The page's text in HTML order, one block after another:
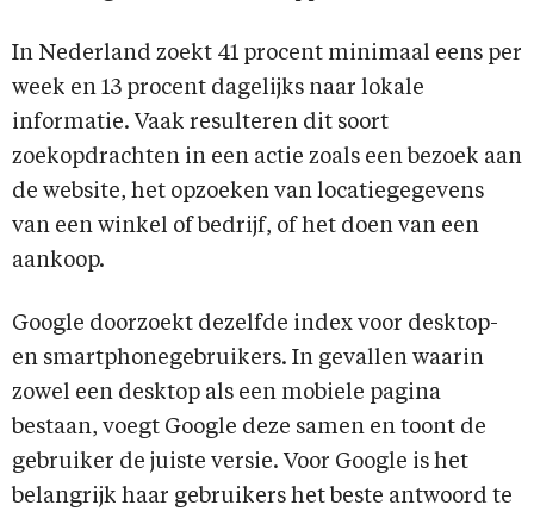
In Nederland zoekt 41 procent minimaal eens per
week en 13 procent dagelijks naar lokale
informatie. Vaak resulteren dit soort
zoekopdrachten in een actie zoals een bezoek aan
de website, het opzoeken van locatiegegevens
van een winkel of bedrijf, of het doen van een
aankoop.
Google doorzoekt dezelfde index voor desktop-
en smartphonegebruikers. In gevallen waarin
zowel een desktop als een mobiele pagina
bestaan, voegt Google deze samen en toont de
gebruiker de juiste versie. Voor Google is het
belangrijk haar gebruikers het beste antwoord te